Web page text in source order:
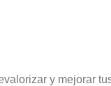
y mejorar